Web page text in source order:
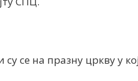
на празну цркву у